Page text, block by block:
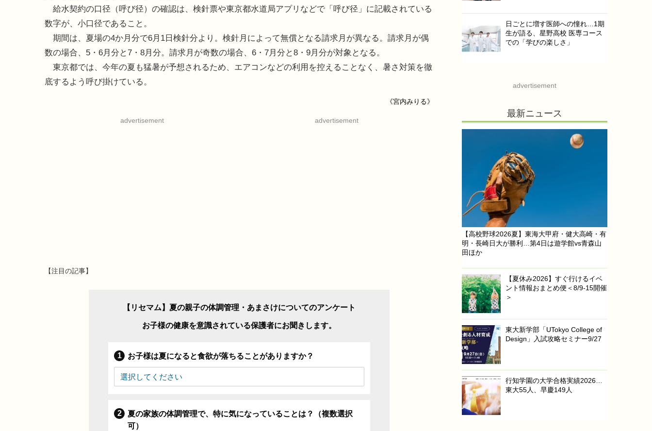
給水契約の口径（呼び径）の確認は、検針票や東京都水道局アプリなどで「呼び径」に記載されている
数字が、小口径であること。
期間は、夏場の4か月分で6月1日検針分より。検針月によって無償となる請求月が異なる。請求月が偶
数の場合、5・6月分と7・8月分。請求月が奇数の場合、6・7月分と8・9月分が対象となる。
東京都では、今年の夏も猛暑が予想されるため、エアコンなどの利用を控えることなく、暑さ対策を徹
底するよう呼び掛けている。
《宮内みりる》
advertisement advertisement
【注目の記事】
【リセマム】夏の親子の体調管理・あまさけについてのアンケート
お子様の健康を意識されている保護者にお聞きします。
お子様は夏になると食欲が落ちることがありますか？
夏の家族の体調管理で、特に気になっていることは？（複数選択
可）
日ごとに増す医師への憧れ…1期
生が語る、星野高校 医専コース
での「学びの楽しさ」
advertisement
最新ニュース
【高校野球2026夏】東海大甲府・健大高崎・有
明・長崎日大が勝利…第4日は遊学館vs青森山
田ほか
【夏休み2026】すぐ行けるイベ
ント情報おまとめ便＜8/9-15開催
＞
東大新学部「UTokyo College of
Design」入試攻略セミナー9/27
行知学園の大学合格実績2026…
東大55人、早慶149人